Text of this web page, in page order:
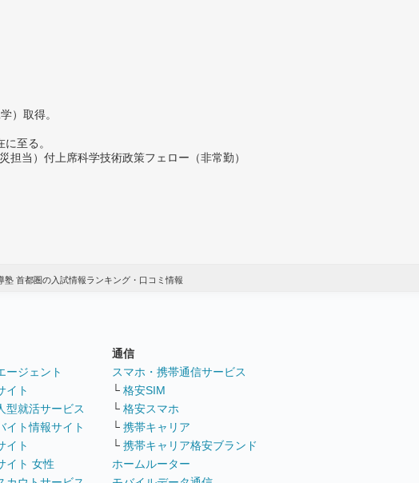
）取得。
至る。
当）付上席科学技術政策フェロー（非常勤）
塾 首都圏の入試情報ランキング・口コミ情報
ージェント
イト
型就活サービス
イト情報サイト
イト
イト 女性
通信
スマホ・携帯通信サービス
└ 格安SIM
└ 格安スマホ
└ 携帯キャリア
└ 携帯キャリア格安ブランド
ホームルーター